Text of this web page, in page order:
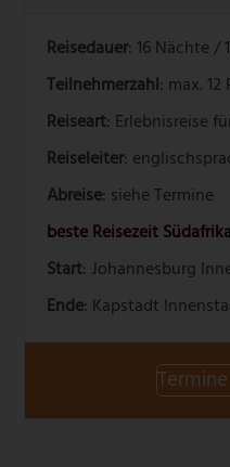
Reisedauer: 16 Nächte /
Teilnehmerzahl: max. 12
Reiseart: Erlebnisreise
Reiseleiter:
Abreise: siehe Termine
beste Reisezeit Südafrika
Start: Johannesburg
Ende: Kapstadt